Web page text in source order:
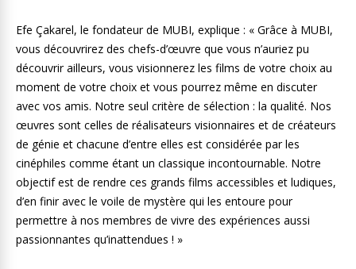
Efe Çakarel, le fondateur de MUBI, explique : « Grâce à MUBI,
vous découvrirez des chefs-d’œuvre que vous n’auriez pu
découvrir ailleurs, vous visionnerez les films de votre choix au
moment de votre choix et vous pourrez même en discuter
avec vos amis. Notre seul critère de sélection : la qualité. Nos
œuvres sont celles de réalisateurs visionnaires et de créateurs
de génie et chacune d’entre elles est considérée par les
cinéphiles comme étant un classique incontournable. Notre
objectif est de rendre ces grands films accessibles et ludiques,
d’en finir avec le voile de mystère qui les entoure pour
permettre à nos membres de vivre des expériences aussi
passionnantes qu’inattendues ! »